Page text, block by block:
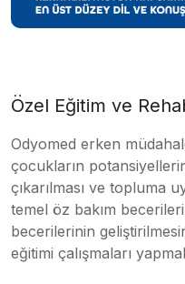
Özel Eğitim ve
Odyomed erken
çocukların
çıkarılması ve topluma
temel öz bakım
becerilerinin
eğitimi çalışmaları